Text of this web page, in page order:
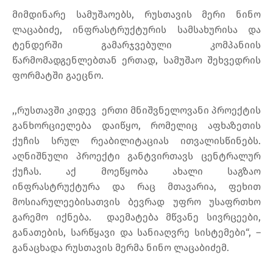
მიმდინარე სამუშაოებს, რუსთავის მერი ნინო
ლაცაბიძე, ინფრასტრუქტურის სამსახურისა და
ტენდერში გამარჯვებული კომპანიის
წარმომადგენლებთან ერთად, სამუშაო შეხვედრის
ფორმატში გაეცნო.
,,რუსთავში კიდევ ერთი მნიშვნელოვანი პროექტის
განხორციელება დაიწყო, რომელიც აფხაზეთის
ქუჩის სრულ რეაბილიტაციას ითვალისწინებს.
აღნიშნული პროექტი განტვირთავს ცენტრალურ
ქუჩას. აქ მოეწყობა ახალი საგზაო
ინფრასტრუქტურა და რაც მთავარია, ფეხით
მოსიარულეებისათვის ბევრად უფრო უსაფრთხო
გარემო იქნება. დაემატება მწვანე სივრცეები,
განათების, სარწყავი და სანიაღვრე სისტემები“, –
განაცხადა რუსთავის მერმა ნინო ლაცაბიძემ.